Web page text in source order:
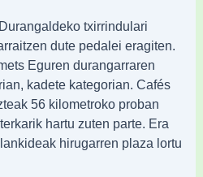
txirrindulari
dute pedalei eragiten.
Eguren durangarraren
kadete kategorian. Cafés
56 kilometroko proban
hartu zuten parte. Era
hirugarren plaza lortu